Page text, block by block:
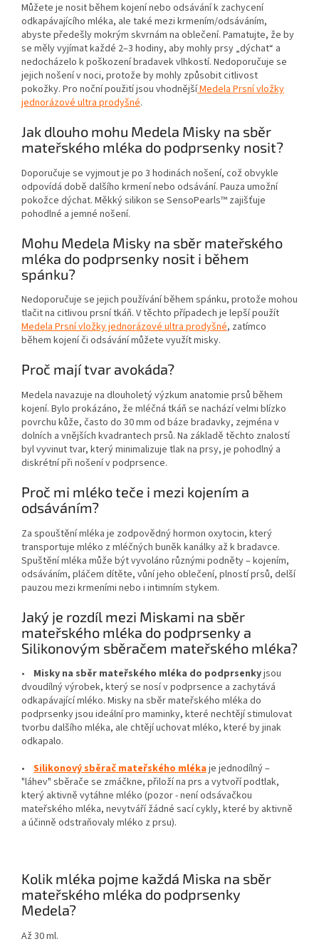
Můžete je nosit během kojení nebo odsávání k zachycení
odkapávajícího mléka, ale také mezi krmením/odsáváním,
abyste předešly mokrým skvrnám na oblečení. Pamatujte, že by
se měly vyjímat každé 2–3 hodiny, aby mohly prsy „dýchat“ a
nedocházelo k poškození bradavek vlhkostí. Nedoporučuje se
jejich nošení v noci, protože by mohly způsobit citlivost
pokožky. Pro noční použití jsou vhodnějšíMedela Prsní vložky
jednorázové ultra prodyšné.
Jak dlouho mohu Medela Misky na sběr
mateřského mléka do podprsenky nosit?
Doporučuje se vyjmout je po 3 hodinách nošení, což obvykle
odpovídá době dalšího krmení nebo odsávání. Pauza umožní
pokožce dýchat. Měkký silikon se SensoPearls™ zajišťuje
pohodlné a jemné nošení.
Mohu Medela Misky na sběr mateřského
mléka do podprsenky nosit i během
spánku?
Nedoporučuje se jejich používání během spánku, protože mohou
tlačit na citlivou prsní tkáň. V těchto případech je lepší použít
Medela Prsní vložky jednorázové ultra prodyšné, zatímco
během kojení či odsávání můžete využít misky.
Proč mají tvar avokáda?
Medela navazuje na dlouholetý výzkum anatomie prsů během
kojení. Bylo prokázáno, že mléčná tkáň se nachází velmi blízko
povrchu kůže, často do 30 mm od báze bradavky, zejména v
dolních a vnějších kvadrantech prsů. Na základě těchto znalostí
byl vyvinut tvar, který minimalizuje tlak na prsy, je pohodlný a
diskrétní při nošení v podprsence.
Proč mi mléko teče i mezi kojením a
odsáváním?
Za spouštění mléka je zodpovědný hormon oxytocin, který
transportuje mléko z mléčných buněk kanálky až k bradavce.
Spuštění mléka může být vyvoláno různými podněty – kojením,
odsáváním, pláčem dítěte, vůní jeho oblečení, plností prsů, delší
pauzou mezi krmeními nebo i intimním stykem.
Jaký je rozdíl mezi Miskami na sběr
mateřského mléka do podprsenky a
Silikonovým sběračem mateřského mléka?
• Misky na sběr mateřského mléka do podprsenkyjsou
dvoudílný výrobek, který se nosí v podprsence a zachytává
odkapávající mléko. Misky na sběr mateřského mléka do
podprsenky jsou ideální pro maminky, které nechtějí stimulovat
tvorbu dalšího mléka, ale chtějí uchovat mléko, které by jinak
odkapalo.
• Silikonový sběrač mateřského mlékaje jednodílný –
"láhev" sběrače se zmáčkne, přiloží na prs a vytvoří podtlak,
který aktivně vytáhne mléko (pozor - není odsávačkou
mateřského mléka, nevytváří žádné sací cykly, které by aktivně
a účinně odstraňovaly mléko z prsu).
Kolik mléka pojme každá Miska na sběr
mateřského mléka do podprsenky
Medela?
Až 30 ml.